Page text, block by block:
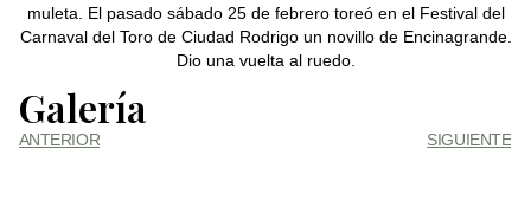
muleta. El pasado sábado 25 de febrero toreó en el Festival del
Carnaval del Toro de Ciudad Rodrigo un novillo de Encinagrande.
Dio una vuelta al ruedo.
Galería
ANTERIOR SIGUIENTE